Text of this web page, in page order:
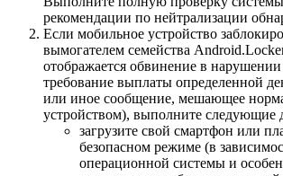
рекомендации по нейтрализации
Если мобильное устройство
вымогателем семейства
отображается обвинение в нарушении
требование выплаты определенной
или иное сообщение, мешающее
устройством), выполните следующие
загрузите свой смартфон или
безопасном режиме (в
операционной системы и